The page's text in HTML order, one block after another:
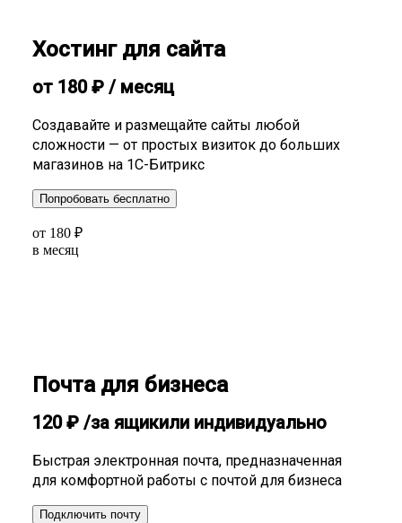
Хостинг для сайта
от 180₽ / месяц
Создавайте и размещайте сайты любой
сложности — от простых визиток до больших
магазинов на 1С-Битрикс
Попробовать бесплатно
от 180 ₽
в месяц
Почта для бизнеса
120₽ /за ящикили индивидуально
Быстрая электронная почта, предназначенная
для комфортной работы с почтой для бизнеса
Подключить почту